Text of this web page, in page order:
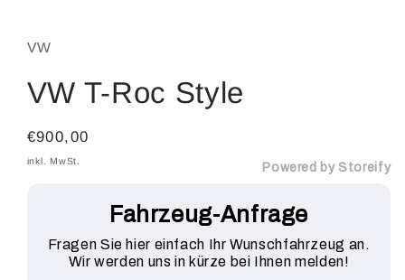
VW
VW T-Roc Style
Normaler
Preis
€900,00
inkl. MwSt. Powered by Storeify
Fahrzeug-Anfrage
Fragen Sie hier einfach Ihr Wunschfahrzeug an.
Wir werden uns in kürze bei Ihnen melden!